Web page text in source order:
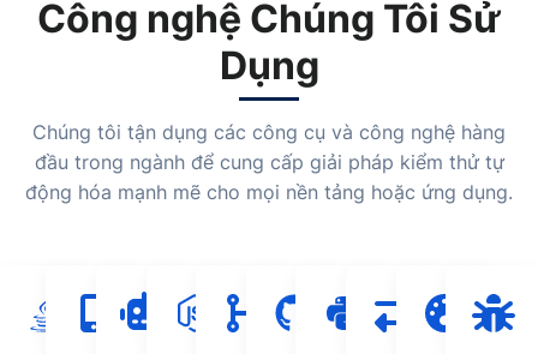
Công nghệ Chúng Tôi Sử
Dụng
Chúng tôi tận dụng các công cụ và công nghệ hàng
đầu trong ngành để cung cấp giải pháp kiểm thử tự
động hóa mạnh mẽ cho mọi nền tảng hoặc ứng dụng.